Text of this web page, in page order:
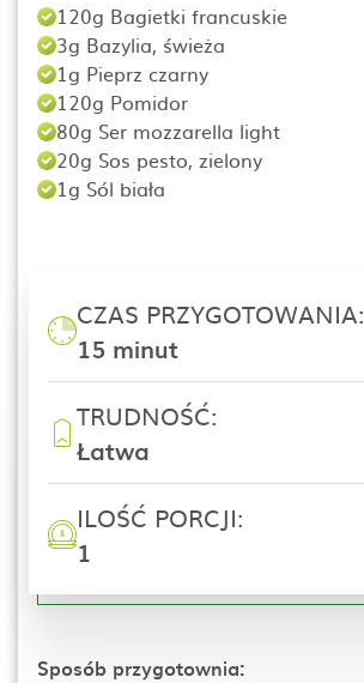
120g Bagietki francuskie
3g Bazylia, świeża
1g Pieprz czarny
120g Pomidor
80g Ser mozzarella light
20g Sos pesto, zielony
1g Sól biała
CZAS PRZYGOTOWANIA:
15 minut
TRUDNOŚĆ:
Łatwa
ILOŚĆ PORCJI:
1
Sposób przygotownia: